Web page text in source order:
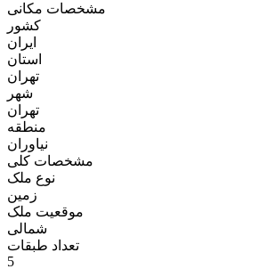
مشخصات مکانی
کشور
ایران
استان
تهران
شهر
تهران
منطقه
نياوران
مشخصات کلی
نوع ملک
زمين
موقعیت ملک
شمالی
تعداد طبقات
5